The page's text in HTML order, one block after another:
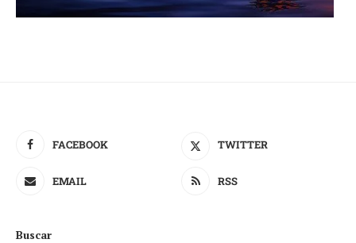
FACEBOOK TWITTER
EMAIL RSS
Buscar